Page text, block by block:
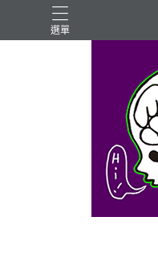
選單
⊰⊱꧁LGBTQIA꧂⊰⊱
Mangasick出版！(੭•̀ᴗ•̀)